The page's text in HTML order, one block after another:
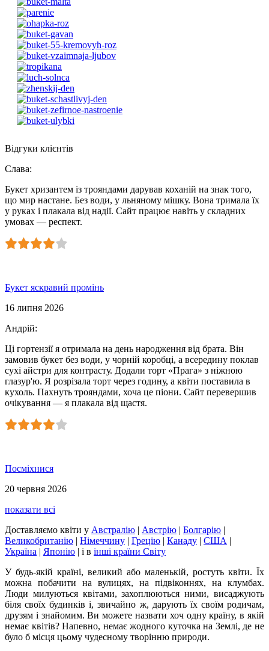
Відгуки клієнтів
Слава:
Букет хризантем із трояндами дарував коханій на знак того,
що мир настане. Без води, у льняному мішку. Вона тримала їх
у руках і плакала від надії. Сайт працює навіть у складних
умовах — респект.
Букет яскравий промінь
16 липня 2026
Андрій:
Ці гортензії я отримала на день народження від брата. Він
замовив букет без води, у чорній коробці, а всередину поклав
сухі айстри для контрасту. Додали торт «Прага» з ніжною
глазур'ю. Я розрізала торт через годину, а квіти поставила в
кухоль. Пахнуть трояндами, хоча це піони. Сайт перевершив
очікування — я плакала від щастя.
Посміхнися
20 червня 2026
показати всі
Доставляємо квіти у Австралію | Австрію | Болгарію |
Великобританію | Німеччину | Грецію | Канаду | США |
Україна | Японію | і в інші країни Світу
У будь-якій країні, великий або маленькій, ростуть квіти. Їх
можна побачити на вулицях, на підвіконнях, на клумбах.
Люди милуються квітами, захоплюються ними, висаджують
біля своїх будинків і, звичайно ж, дарують їх своїм родичам,
друзям і знайомим. Ви можете назвати хоч одну країну, в якій
немає квітів? Напевно, немає жодного куточка на Землі, де не
було б місця цьому чудесному творінню природи.